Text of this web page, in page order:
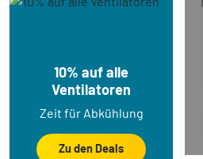
10% auf alle
Ventilatoren
Zeit für Abkühlung
Zu den Deals